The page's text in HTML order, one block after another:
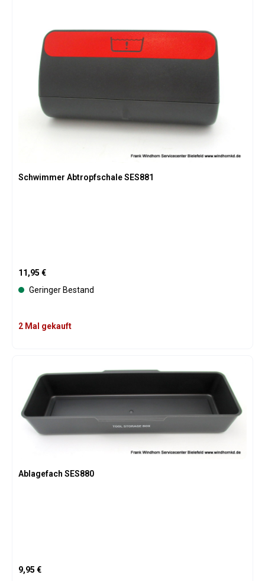
Schwimmer Abtropfschale SES881
Regulärer Preis:
11,95 €
Geringer Bestand
2 Mal gekauft
Ablagefach SES880
Regulärer Preis:
9,95 €